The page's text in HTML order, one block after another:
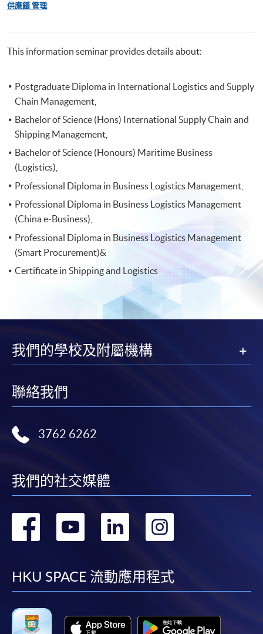
供應鏈 管理
This information seminar provides details about:
Postgraduate Diploma in International Logistics and Supply
Chain Management,
Bachelor of Science (Hons) International Supply Chain and
Shipping Management,
Bachelor of Science (Honours) Maritime Business
(Logistics),
Professional Diploma in Business Logistics Management,
Professional Diploma in Business Logistics Management
(China e-Business),
Professional Diploma in Business Logistics Management
(Smart Procurement)&
Certificate in Shipping and Logistics
我們的學校及附屬機構
聯絡我們
3762 6262
我們的社交媒體
轉
facebook
轉
youtube
轉
linkedin
HKU SPACE 流動應用程式